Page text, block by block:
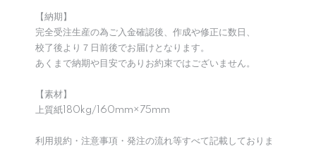
【納期】
完全受注生産の為ご入金確認後、作成や修正に数日、
校了後より７日前後でお届けとなります。
あくまで納期や目安でありお約束ではございません。
【素材】
上質紙180kg/160mm×75mm
利用規約・注意事項・発注の流れ等すべて記載しておりま